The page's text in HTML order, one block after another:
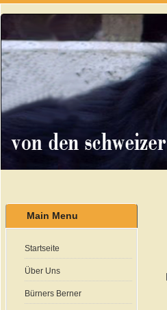
Main Menu
Startseite
Über Uns
Bürners Berner